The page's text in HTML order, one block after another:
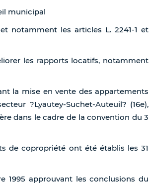
municipal
notamment les articles L. 2241-1 et
les rapports locatifs, notamment
la mise en vente des appartements
?Lyautey-Suchet-Auteuil? (16e),
dans le cadre de la convention du 3
de copropriété ont été établis les 31
1995 approuvant les conclusions du